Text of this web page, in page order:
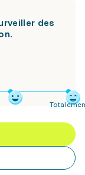
des